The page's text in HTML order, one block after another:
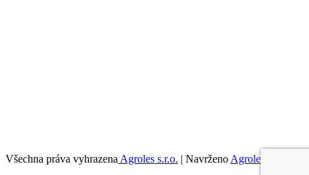
Všechna práva vyhrazena Agroles s.r.o. | Navrženo Agroles s.r.o.